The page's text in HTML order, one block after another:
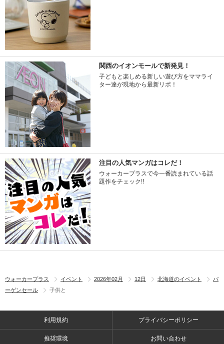
関西のイオンモールで新発見！
子どもと楽しめる新しい遊び方をママライ
ター達が現地から最新リポ！
注目の人気マンガはコレだ！
ウォーカープラスで今一番読まれている話
題作をチェック!!
ウォーカープラス イベント 2026年02月 12日 北海道のイベント
バ
ーゲンセール
子供と
利用規約 プライバシーポリシー
推奨環境 お問い合わせ